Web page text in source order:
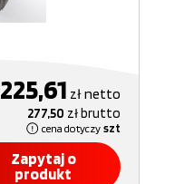
225,61 złnetto
277,50 złbrutto
cena dotyczy szt
Zapytaj o
produkt